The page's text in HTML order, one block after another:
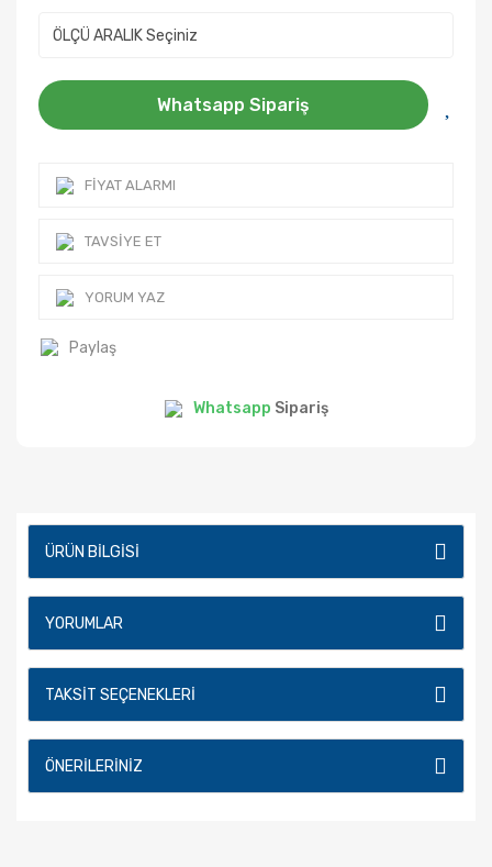
Whatsapp Sipariş
FIYAT ALARMI
TAVSIYE ET
YORUM YAZ
Paylaş
Whatsapp Sipariş
ÜRÜN BILGISI
YORUMLAR
TAKSIT SEÇENEKLERI
ÖNERILERINIZ